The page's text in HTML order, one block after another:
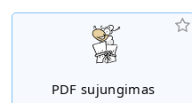
PDF sujungimas